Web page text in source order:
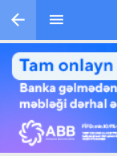
Skip to main content